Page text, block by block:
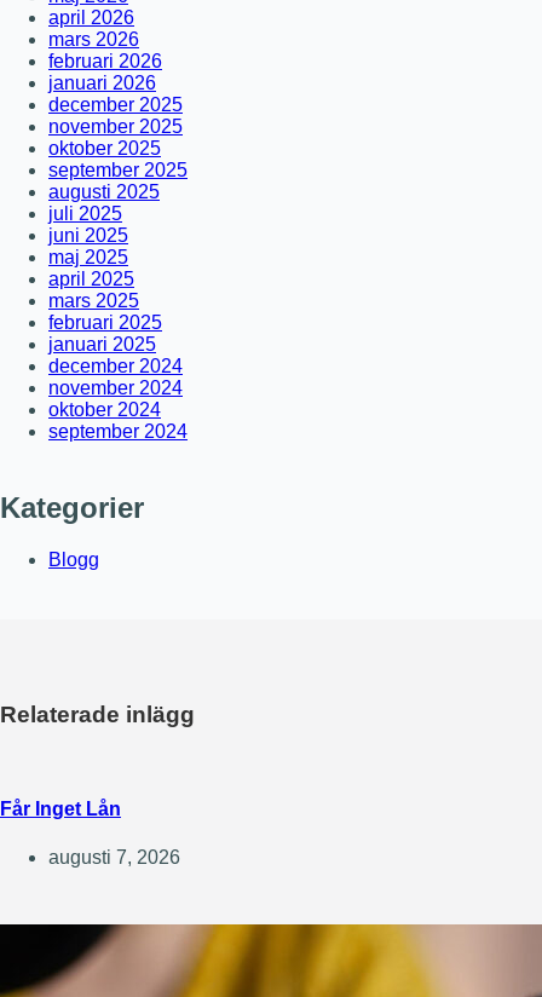
april 2026
mars 2026
februari 2026
januari 2026
december 2025
november 2025
oktober 2025
september 2025
augusti 2025
juli 2025
juni 2025
maj 2025
april 2025
mars 2025
februari 2025
januari 2025
december 2024
november 2024
oktober 2024
september 2024
Kategorier
Blogg
Relaterade inlägg
Får Inget Lån
augusti 7, 2026